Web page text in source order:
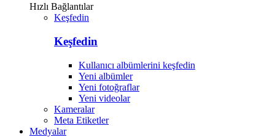
Hızlı Bağlantılar
Keşfedin
Keşfedin
Kullanıcı albümlerini keşfedin
Yeni albümler
Yeni fotoğraflar
Yeni videolar
Kameralar
Meta Etiketler
Medyalar